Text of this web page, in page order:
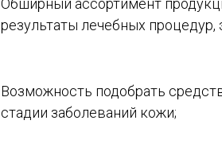
Обширный ассортимент
результаты лечебных
Возможность подобрать
стадии заболеваний кожи;